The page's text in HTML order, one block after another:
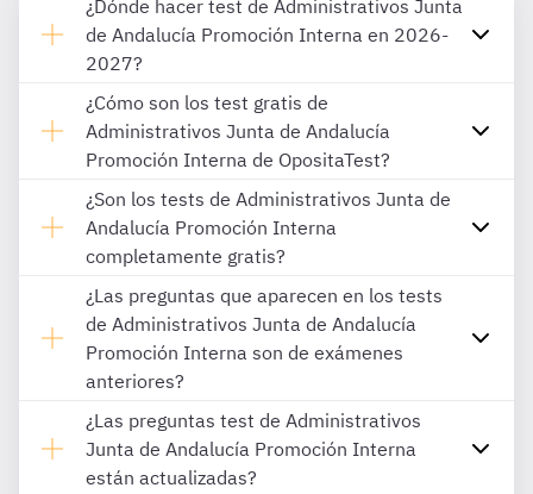
¿Dónde hacer test de Administrativos Junta
de Andalucía Promoción Interna en 2026-
2027?
¿Cómo son los test gratis de
Administrativos Junta de Andalucía
Promoción Interna de OpositaTest?
¿Son los tests de Administrativos Junta de
Andalucía Promoción Interna
completamente gratis?
¿Las preguntas que aparecen en los tests
de Administrativos Junta de Andalucía
Promoción Interna son de exámenes
anteriores?
¿Las preguntas test de Administrativos
Junta de Andalucía Promoción Interna
están actualizadas?